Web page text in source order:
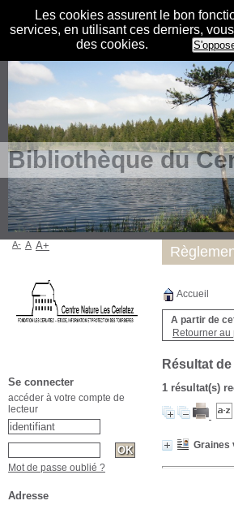
Les cookies assurent le bon
services, en utilisant ces derniers,
des cookies.
Bibliothèque du
Accueil
A partir de
Retourner
Résultat
1 résultat(s)
Graines
A- A A+
Se connecter
accéder à votre compte de
lecteur
Mot de passe oublié ?
Adresse